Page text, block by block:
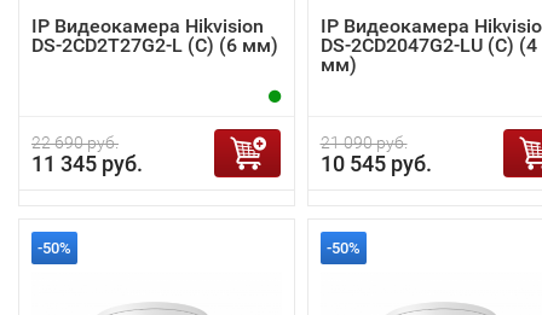
IP Видеокамера Hikvision
DS-2CD2T27G2-L (C) (6 мм)
22 690 руб.
11 345 руб.
IP Видеокамера
DS-2CD2047G2-LU (C) (4
мм)
21 090 руб.
10 545 руб.
-50% -50%